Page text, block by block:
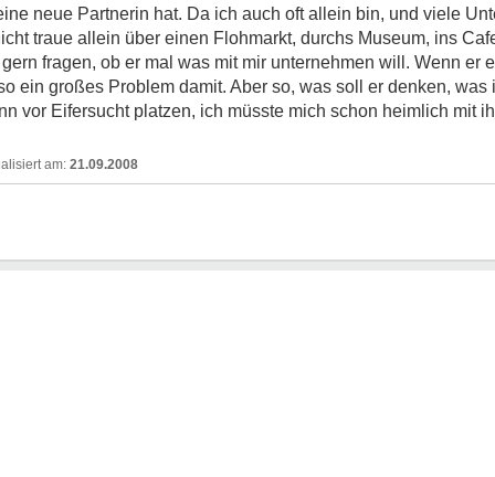
neue Partnerin hat. Da ich auch oft allein bin, und viele
traue allein über einen Flohmarkt, durchs Museum, ins
fragen, ob er mal was mit mir unternehmen will. Wenn er
ein großes Problem damit. Aber so, was soll er denken,
vor Eifersucht platzen, ich müsste mich schon heimlich mit
21.09.2008